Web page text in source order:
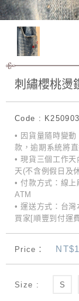
刺繡櫻桃燙
Code :
• 因貨量隨時變
款，逾期系統將
• 現貨三個工作
天(不含例假日及
• 付款方式：線
ATM
• 運送方式：台
買家[順豐到付運
Price：
Size : S